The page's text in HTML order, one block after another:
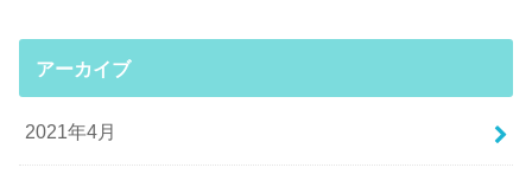
アーカイブ
2021年4月